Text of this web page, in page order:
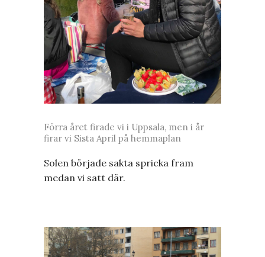
Förra året firade vi i Uppsala, men i år
firar vi Sista April på hemmaplan
Solen började sakta spricka fram
medan vi satt där.